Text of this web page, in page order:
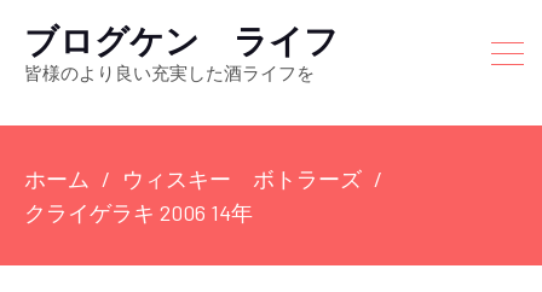
ブログケン ライフ
皆様のより良い充実した酒ライフを
ホーム
ウィスキー ボトラーズ
クライゲラキ 2006 14年